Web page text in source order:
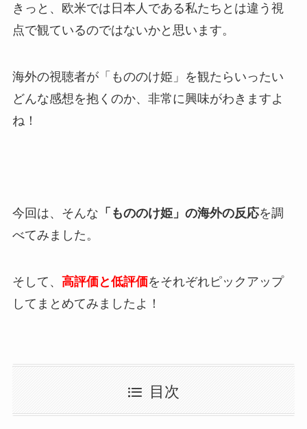
きっと、欧米では日本人である私たちとは違う視
点で観ているのではないかと思います。
海外の視聴者が「もののけ姫」を観たらいったい
どんな感想を抱くのか、非常に興味がわきますよ
ね！
今回は、そんな 「もののけ姫」の海外の反応を調
べてみました。
そして、 高評価と低評価をそれぞれピックアップ
してまとめてみましたよ！
目次